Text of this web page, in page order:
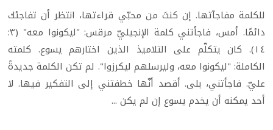
للكلمة مفاجآتها. إن كنتَ من محبّي قراءتها، انتظر أن تفاجئك
دائمًا. أمس، فاجأتني كلمة الإنجيليّ مرقس: "ليكونوا معه" (٣:
١٤). كان يتكلّم على التلاميذ الذين اختارهم يسوع. كلمته
الكاملة: "ليكونوا معه، وليرسلهم ليكرزوا". لم تكن الكلمة جديدةً
عليّ. فاجأتني، بلى. أقصد أنّها خطفتني إلى التفكير فيها. لا
أحد يمكنه أن يخدم يسوع إن لم يكن ...